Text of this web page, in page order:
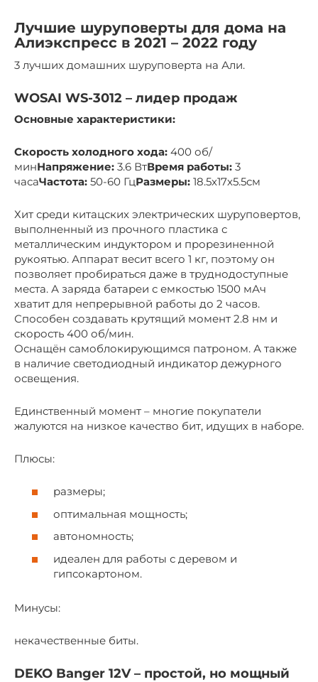
Лучшие шуруповерты для дома на
Алиэкспресс в 2021 – 2022 году
3 лучших домашних шуруповерта на Али.
WOSAI WS-3012 – лидер продаж
Основные характеристики:
Скорость холодного хода: 400 об/
минНапряжение: 3.6 ВтВремя работы: 3
часаЧастота: 50-60 ГцРазмеры: 18.5х17х5.5см
Хит среди китацских электрических шуруповертов,
выполненный из прочного пластика с
металлическим индуктором и прорезиненной
рукоятью. Аппарат весит всего 1 кг, поэтому он
позволяет пробираться даже в труднодоступные
места. А заряда батареи с емкостью 1500 мАч
хватит для непрерывной работы до 2 часов.
Способен создавать крутящий момент 2.8 нм и
скорость 400 об/мин.
Оснащён самоблокирующимся патроном. А также
в наличие светодиодный индикатор дежурного
освещения.
Единственный момент – многие покупатели
жалуются на низкое качество бит, идущих в наборе.
Плюсы:
размеры;
оптимальная мощность;
автономность;
идеален для работы с деревом и
гипсокартоном.
Минусы:
некачественные биты.
DEKO Banger 12V – простой, но мощный